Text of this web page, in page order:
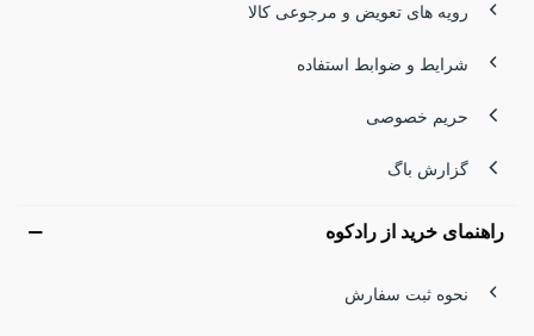
رویه های تعویض و مرجوعی کالا
شرایط و ضوابط استفاده
حریم خصوصی
گزارش باگ
راهنمای خرید از رادکوه
نحوه ثبت سفارش